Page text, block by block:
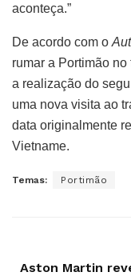
aconteça.”
De acordo com o
rumar a Portimão
a realização do
uma nova visita ao
data originalmente
Vietname.
Temas: Portimão
Aston Martin